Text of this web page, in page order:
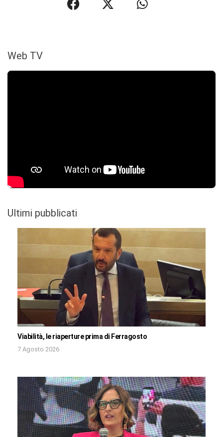
Web TV
Ultimi pubblicati
Viabilità, le riaperture prima di Ferragosto
7 Agosto 2026